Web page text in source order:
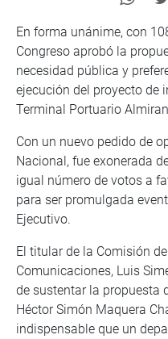
En forma unánime, con
Congreso aprobó la
necesidad pública y
ejecución del proyecto de
Terminal Portuario
Con un nuevo pedido de
Nacional, fue exonerada
igual número de votos a
para ser promulgada
Ejecutivo.
El titular de la Comisión
Comunicaciones, Luis
de sustentar la propuesta
Héctor Simón Maquera
indispensable que un